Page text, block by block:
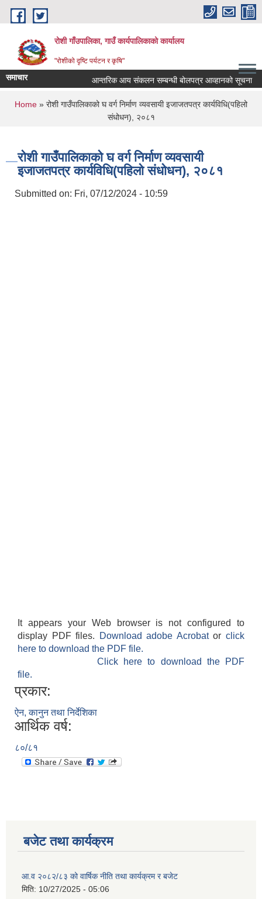
Skip to main content
रोशी गाँउपालिका, गाउँ कार्यपालिकाको कार्यालय
"रोशीको दृष्टि पर्यटन र कृषि"
समाचार आन्तरिक आय संकलन सम्बन्धी बोलपत्र आव्हानको सूचना
You are here
Home » रोशी गाउँपालिकाको घ वर्ग निर्माण व्यवसायी इजाजतपत्र कार्यविधि(पहिलो
संधोधन), २०८१
रोशी गाउँपालिकाको घ वर्ग निर्माण व्यवसायी
इजाजतपत्र कार्यविधि(पहिलो संधोधन), २०८१
Submitted on: Fri, 07/12/2024 - 10:59
It appears your Web browser is not configured to
display PDF files.
Download adobe Acrobatorclick
here to download the PDF file.
Click here to download the PDF
file.
प्रकार:
ऐन, कानुन तथा निर्देशिका
आर्थिक वर्ष:
८०/८१
बजेट तथा कार्यक्रम
आ.व २०८२/८३ को वार्षिक नीति तथा कार्यक्रम र बजेट
मिति: 10/27/2025 - 05:06